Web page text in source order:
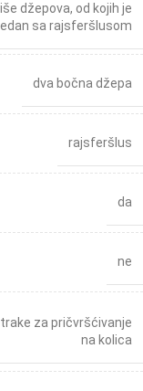
džepova, od kojih je
sa rajsferšlusom
dva bočna džepa
rajsferšlus
da
ne
trake za pričvršćivanje
na kolica